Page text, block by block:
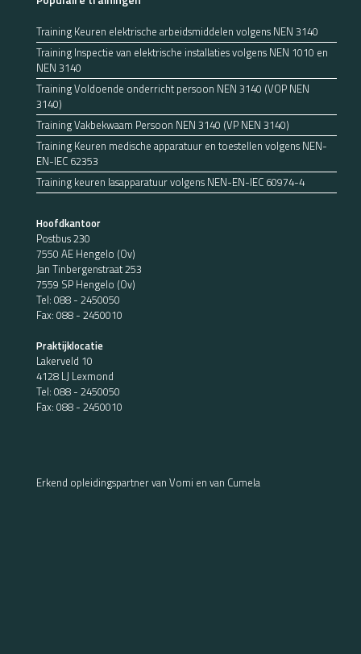
Training Keuren elektrische arbeidsmiddelen volgens NEN 3140
Training Inspectie van elektrische installaties volgens NEN 1010 en
NEN 3140
Training Voldoende onderricht persoon NEN 3140 (VOP NEN
3140)
Training Vakbekwaam Persoon NEN 3140 (VP NEN 3140)
Training Keuren medische apparatuur en toestellen volgens NEN-
EN-IEC 62353
Training keuren lasapparatuur volgens NEN-EN-IEC 60974-4
Hoofdkantoor
Postbus 230
7550 AE Hengelo (Ov)
Jan Tinbergenstraat 253
7559 SP Hengelo (Ov)
Tel: 088 - 2450050
Fax: 088 - 2450010
Praktijklocatie
Lakerveld 10
4128 LJ Lexmond
Tel: 088 - 2450050
Fax: 088 - 2450010
Erkend opleidingspartner van Vomi en van Cumela